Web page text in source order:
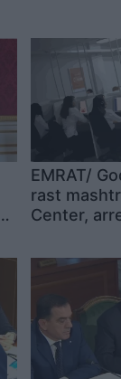
EMRAT/
rast
Center,
punonjës